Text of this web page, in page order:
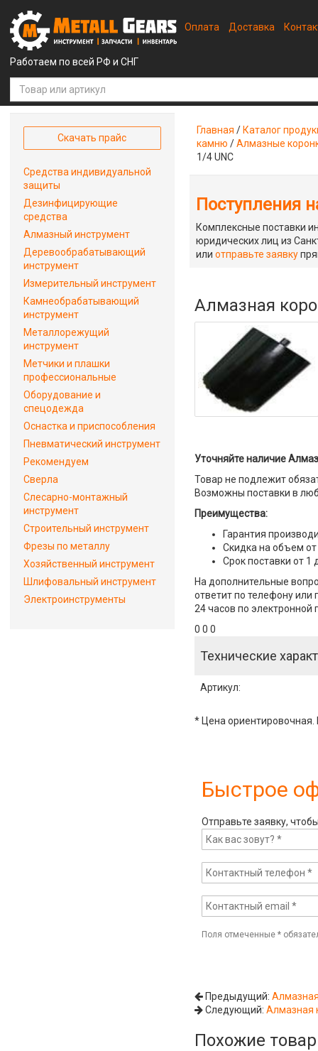
Работаем по всей РФ и СНГ
Оплата Доставка
Главная / Каталог
камню /Алмазные
1/4 UNC
Поступления
Комплексные поставки
юридических лиц из
илиотправьте заявку
Алмазная
Уточняйте наличие
Товар не подлежит
Возможны поставки в
Преимущества:
Гарантия
Скидка на объем от
Срок поставки от 1
На дополнительные
ответит по телефону или
24 часов по электронной
0 0 0
Технические
Артикул:
* Цена ориентировочная.
Быстрое
Отправьте заявку,
Поля отмеченные*
Предыдущий:
Следующий:Алмазная
Похожие
Скачать прайс
Средства индивидуальной
защиты
Дезинфицирующие
средства
Алмазный инструмент
Деревообрабатывающий
инструмент
Измерительный инструмент
Камнеобрабатывающий
инструмент
Металлорежущий
инструмент
Метчики и плашки
профессиональные
Оборудование и
спецодежда
Оснастка и приспособления
Пневматический инструмент
Рекомендуем
Сверла
Слесарно-монтажный
инструмент
Строительный инструмент
Фрезы по металлу
Хозяйственный инструмент
Шлифовальный инструмент
Электроинструменты